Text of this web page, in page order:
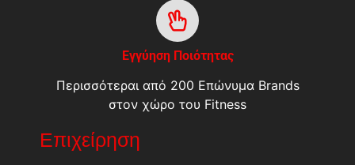
Εγγύηση Ποιότητας
Περισσότεραι από 200 Επώνυμα Brands
στον χώρο του Fitness
Επιχείρηση